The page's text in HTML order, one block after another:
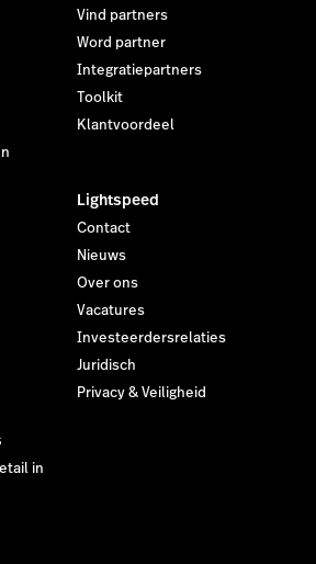
Vind partners
Word partner
Integratiepartners
Toolkit
Klantvoordeel
Lightspeed
Contact
Nieuws
Over ons
Vacatures
Investeerdersrelaties
Juridisch
Privacy & Veiligheid
in